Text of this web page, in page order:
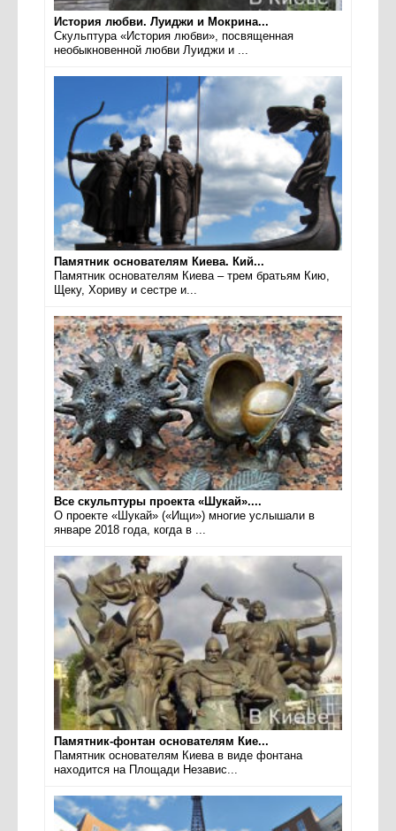
История любви. Луиджи и Мокрина...
Скульптура «История любви», посвященная
необыкновенной любви Луиджи и ...
Памятник основателям Киева. Кий...
Памятник основателям Киева – трем братьям Кию,
Щеку, Хориву и сестре и...
Все скульптуры проекта «Шукай»....
О проекте «Шукай» («Ищи») многие услышали в
январе 2018 года, когда в ...
Памятник-фонтан основателям Кие...
Памятник основателям Киева в виде фонтана
находится на Площади Независ...